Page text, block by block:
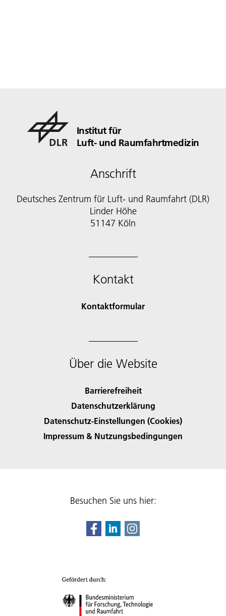
Institut für
Luft- und Raumfahrtmedizin
Anschrift
Deutsches Zentrum für Luft- und Raumfahrt (DLR)
Linder Höhe
51147 Köln
Kontakt
Kontaktformular
Über die Website
Barrierefreiheit
Datenschutzerklärung
Datenschutz-Einstellungen (Cookies)
Impressum & Nutzungsbedingungen
Besuchen Sie uns hier: